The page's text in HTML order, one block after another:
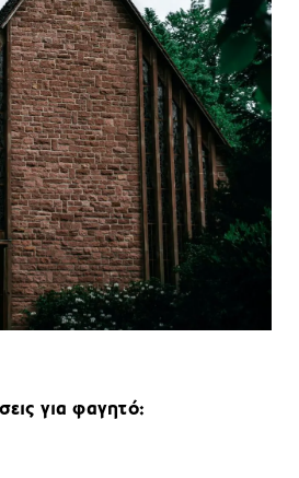
για φαγητό: